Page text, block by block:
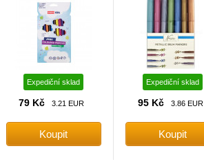
Expediční sklad
79 Kč 3.21 EUR
Expediční sklad
95 Kč 3.86 EUR